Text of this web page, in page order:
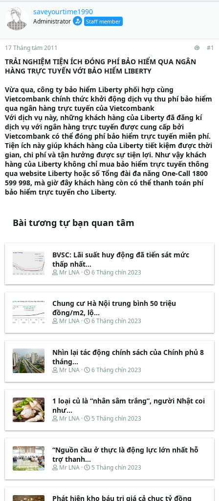
saveyourtime1990
Administrator Staff member
17 Tháng tám 2011 #1
TRẢI NGHIỆM TIỆN ÍCH ĐÓNG PHÍ BẢO HIỂM QUA NGÂN
HÀNG TRỰC TUYẾN VỚI BẢO HIỂM LIBERTY
Vừa qua, công ty bảo hiểm Liberty phối hợp cùng
Vietcombank chính thức khởi động dịch vụ thu phí bảo hiểm
qua ngân hàng trực tuyến của Vietcombank
Với dịch vụ này, những khách hàng của Liberty đã đăng kí
dịch vụ với ngân hàng trực tuyến được cung cấp bởi
Vietcombank có thể đóng phí bảo hiểm trực tuyến miễn phí.
Tiện ích này giúp khách hàng của Liberty tiết kiệm được thời
gian, chi phí và tận hưởng được sự tiện lợi. Như vậy khách
hàng của Liberty không chỉ mua bảo hiểm trực tuyến thông
qua website Liberty hoặc số Tổng đài đa năng One-Call 1800
599 998, mà giờ đây khách hàng còn có thể thanh toán phí
bảo hiểm trực tuyến cho Liberty.
Bài tương tự bạn quan tâm
BVSC: Lãi suất huy động đã tiến sát mức
thấp nhất...
T
r
a
d
s
a
t
e
r
Mr LNA
N
à
b
ắ
t
ầ
6 Tháng chín 2023
Chung cư Hà Nội trung bình 50 triệu
đồng/m2, lộ...
T
r
a
d
s
a
t
r
Mr LNA
N
à
b
t
ầ
6 Tháng chín 2023
Nhìn lại tác động chính sách của Chính phủ 8
tháng...
T
r
a
d
s
a
t
e
r
Mr LNA
N
à
b
t
ầ
6 Tháng chín 2023
1 loại củ là “nhân sâm trắng”, người Nhật coi
như...
T
r
a
d
s
a
t
Mr LNA
N
à
b
t
ầ
5 Tháng chín 2023
“Nguồn cầu ở thực là động lực lớn nhất hỗ
trợ thanh...
T
r
a
Mr LNA
N
à
b
5 Tháng chín 2023
Phát hiện kho báu trị giá cả chục tỷ đồng